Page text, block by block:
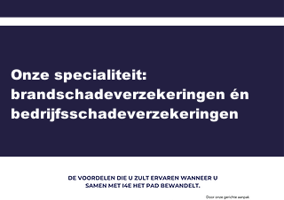
Onze specialiteit:
brandschadeverzekeringen én
bedrijfsschadeverzekeringen